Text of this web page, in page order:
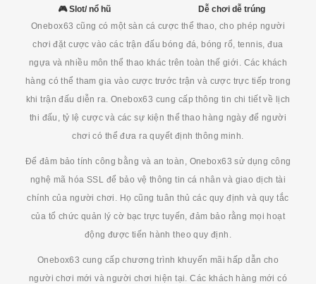
🎮 Slot/ nổ hũ
Dễ chơi dễ trúng
Onebox63 cũng có một sàn cá cược thể thao, cho phép người
chơi đặt cược vào các trận đấu bóng đá, bóng rổ, tennis, đua
ngựa và nhiều môn thể thao khác trên toàn thế giới. Các khách
hàng có thể tham gia vào cược trước trận và cược trực tiếp trong
khi trận đấu diễn ra. Onebox63 cung cấp thông tin chi tiết về lịch
thi đấu, tỷ lệ cược và các sự kiện thể thao hàng ngày để người
chơi có thể đưa ra quyết định thông minh.
Để đảm bảo tính công bằng và an toàn, Onebox63 sử dụng công
nghệ mã hóa SSL để bảo vệ thông tin cá nhân và giao dịch tài
chính của người chơi. Họ cũng tuân thủ các quy định và quy tắc
của tổ chức quản lý cờ bạc trực tuyến, đảm bảo rằng mọi hoạt
động được tiến hành theo quy định.
Onebox63 cung cấp chương trình khuyến mãi hấp dẫn cho
người chơi mới và người chơi hiện tại. Các khách hàng mới có